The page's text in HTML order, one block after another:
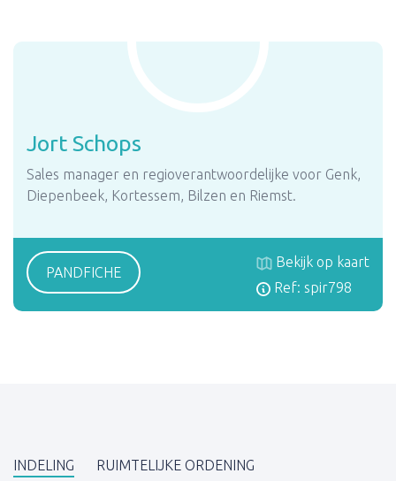
Jort Schops
Sales manager en regioverantwoordelijke voor Genk,
Diepenbeek, Kortessem, Bilzen en Riemst.
PANDFICHE
Bekijk op kaart
Ref: spir798
INDELING RUIMTELIJKE ORDENING